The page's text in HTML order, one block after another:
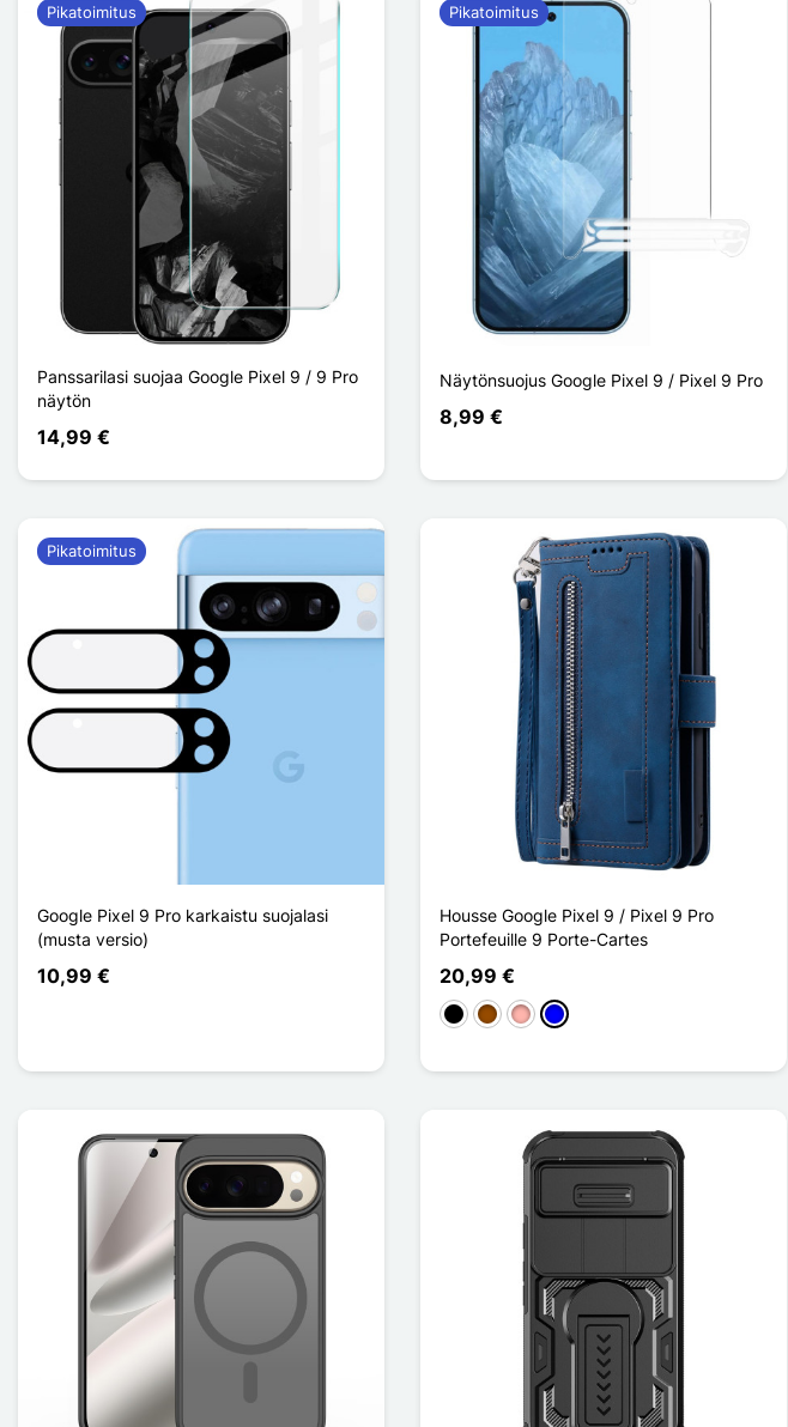
Panssarilasi suojaa Google Pixel 9 / 9 Pro
näytön
14,99 €
Pikatoimitus
Näytönsuojus Google Pixel 9 / Pixel 9 Pro
8,99 €
Pikatoimitus
Google Pixel 9 Pro karkaistu suojalasi
(musta versio)
10,99 €
Pikatoimitus
Housse Google Pixel 9 / Pixel 9 Pro
Portefeuille 9 Porte-Cartes
20,99 €
MustaRuskeaOr RoseSininen